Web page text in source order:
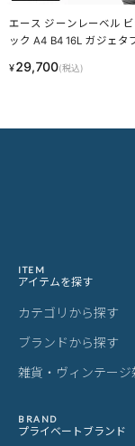
背面の上半分はメッシュ
つ、通気性も両立させま